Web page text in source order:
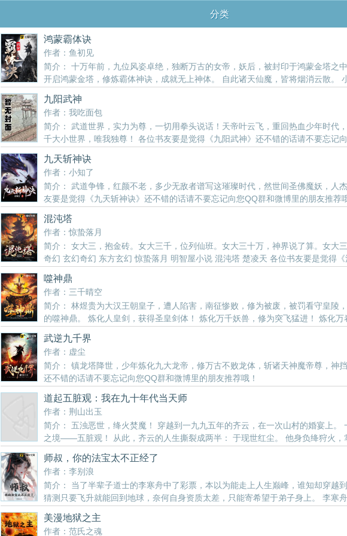
分类
鸿蒙霸体诀
作者：鱼初见
简介： 十万年前，九位风姿卓绝，独断万古的女帝，妖后，被封印于鸿蒙金塔之
开启鸿蒙金塔，修炼霸体神诀，成就无上神体。 自此诸天仙魔，皆将烟消云散
诀 各位书友要是觉得《鸿蒙霸体诀》还不错的话请不要忘记向您QQ群和微博里的朋友推荐哦！
九阳武神
作者：我吃面包
简介： 武道世界，实力为尊，一切用拳头说话！天帝叶云飞，重回热血少年时代
千大小世界，唯我独尊！ 各位书友要是觉得《九阳武神》还不错的话请不要忘记
九天斩神诀
作者：小知了
简介： 武道争锋，红颜不老，多少无敌者谱写这璀璨时代，然世间圣佛魔妖，人
友要是觉得《九天斩神诀》还不错的话请不要忘记向您QQ群和微博里的朋友推荐
混沌塔
作者：惊蛰落月
简介： 女大三，抱金砖。女大三千，位列仙班。女大三十万，神界说了算。女
奇幻 玄幻奇幻 东方玄幻 惊蛰落月 明智屋小说 混沌塔 楚凌天 各位书友要是觉得
噬神鼎
作者：三千晴空
简介： 林煜贵为大汉王朝皇子，遭人陷害，南征惨败，修为被废，被罚看守皇陵
的噬神鼎。 炼化人皇剑，获得圣皇剑体！ 炼化万千妖兽，修为突飞猛进！ 炼化
人族危在旦夕。 就在这时，一道煌煌剑气，由皇陵中横空出世，扫荡群魔，天下无敌！ 小说
的朋友推荐哦！武逆九千界
作者：虚尘
简介： 镇龙塔降世，少年炼化九大龙帝，修万古不败龙体，斩诸天神魔帝尊，神
还不错的话请不要忘记向您QQ群和微博里的朋友推荐哦！
道起五脏观：我在九十年代当天师
作者：荆山出玉
简介： 五浊恶世，绛火焚魔！ 穿越到一九九五年的齐云，在一次山村的婚宴上
之境——五脏观！ 从此，齐云的人生撕裂成两半： 于现世红尘。 他身负绛狩火，
阴煞盘踞？绛焰涤荡。 斩龙镇运，复归地水火风，涤荡人间妖氛！ ... 各位书友要是觉得《道
里的朋友推荐哦！师叔，你的法宝太不正经了
作者：李别浪
简介： 当了半辈子道士的李寒舟中了彩票，本以为能走上人生巅峰，谁知却穿越
猜测只要飞升就能回到地球，奈何自身资质太差，只能寄希望于弟子身上。 李寒
师叔，摄魂铃本应动人心神，怎么你的摄魂铃让魔门集体小便失禁？ 二弟子：师叔，七宝葫
不要忘记向您QQ群和微博里的朋友推荐哦！
美漫地狱之主
作者：范氏之魂